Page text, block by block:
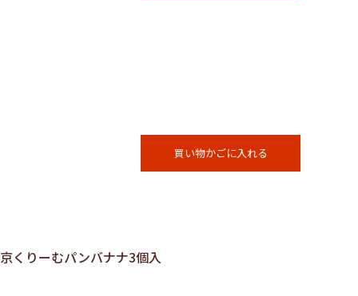
買い物かごに入れる
くりーむパンバナナ3個入